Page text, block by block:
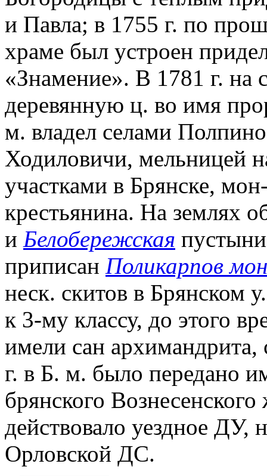
и Павла; в 1755 г. по
храме был устроен
«Знамение». В 1781 г. на
деревянную ц. во имя
м. владел селами
Ходиловичи, мельницей
участками в Брянске,
крестьянина. На землях
и Белобережская
приписан Поликарпов
неск. скитов в Брянском
к 3-му классу, до этого
имели сан архимандрита,
г. в Б. м. было передано
брянского
действовало уездное ДУ,
Орловской ДС.